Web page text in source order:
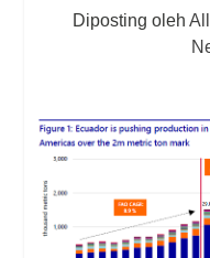
Diposting oleh